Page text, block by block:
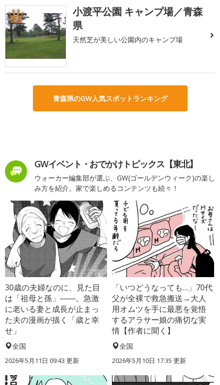
3
小渡平公園 キャンプ場／青森
県
天然芝が美しい公園内のキャンプ場
青森県のGW人気スポットランキング
GWイベント・おでかけトピックス【東北】
ウォーカー編集部が選ぶ、GW(ゴールデンウィーク)の楽し
み方を紹介。家で楽しめるコンテンツも続々！
30歳の夫婦なのに、見た目
は「祖母と孫」――。急激
に老いる妻と成長が止まっ
た夫の漫画が描く「歳と幸
せ」
全国
2026年5月11日 09:43 更新
「いつどうなっても…」70代
父が全裸で救急搬送→大人
用オムツを手に最悪を覚悟
するアラサー娘の痛切な実
情【作者に聞く】
全国
2026年5月10日 17:35 更新